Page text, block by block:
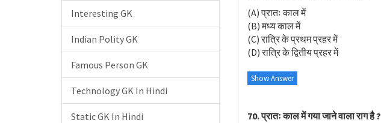
(A) प्रातः काल में
(B) मध्य काल में
(C) रात्रि के प्रथम प्रहर में
(D) रात्रि के द्वितीय प्रहर में
Show Answer
70. प्रातः काल में गया जाने वाला राग है ?
Interesting GK
Indian Polity GK
Famous Person GK
Technology GK In Hindi
Static GK In Hindi